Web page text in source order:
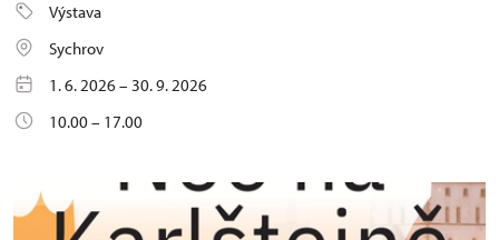
Výstava
Sychrov
1. 6. 2026 – 30. 9. 2026
10.00 – 17.00